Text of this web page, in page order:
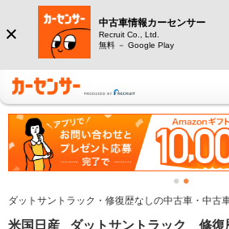
中古車情報カーセンサー
Recruit Co., Ltd.
無料 － Google Play
ダットサントラック・修復歴なしの中古車・中古
米国日産 ダットサントラック 修復